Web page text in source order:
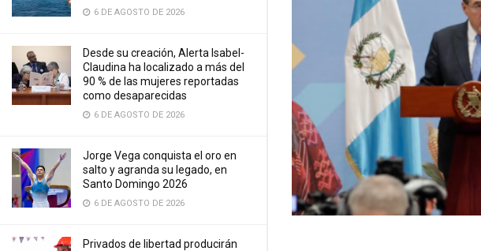
6 DE AGOSTO DE 2026
Desde su creación, Alerta Isabel-
Claudina ha localizado a más del
90 % de las mujeres reportadas
como desaparecidas
6 DE AGOSTO DE 2026
Jorge Vega conquista el oro en
salto y agranda su legado, en
Santo Domingo 2026
6 DE AGOSTO DE 2026
Privados de libertad producirán